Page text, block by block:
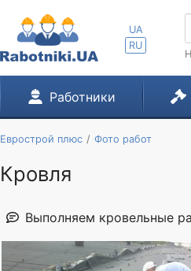
UA
RU
Работники
Еврострой плюс Фото работ
Кровля
Выполняем кровельные